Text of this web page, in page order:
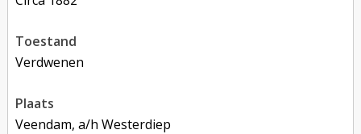
toestand
verdwenen
plaats
Veendam, a/h Westerdiep